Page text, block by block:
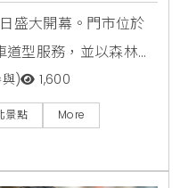
盛大開幕。門市位於
型服務，並以森林中
植3株富士櫻，打造
開幕期間更推出隨行
與) 1,600
景點 More